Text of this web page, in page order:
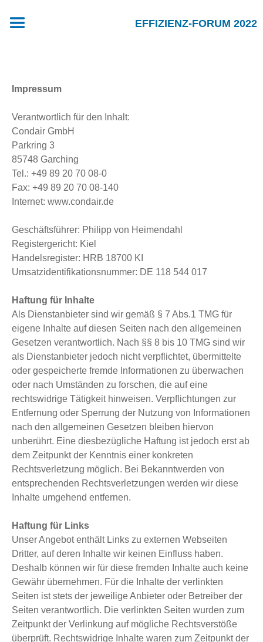
EFFIZIENZ-FORUM 2022
Impressum
Verantwortlich für den Inhalt:
Condair GmbH
Parkring 3
85748 Garching
Tel.: +49 89 20 70 08-0
Fax: +49 89 20 70 08-140
Internet: www.condair.de
Geschäftsführer: Philipp von Heimendahl
Registergericht: Kiel
Handelsregister: HRB 18700 KI
Umsatzidentifikationsnummer: DE 118 544 017
Haftung für Inhalte
Als Dienstanbieter sind wir gemäß § 7 Abs.1 TMG für
eigene Inhalte auf diesen Seiten nach den allgemeinen
Gesetzen verantwortlich. Nach §§ 8 bis 10 TMG sind wir
als Dienstanbieter jedoch nicht verpflichtet, übermittelte
oder gespeicherte fremde Informationen zu überwachen
oder nach Umständen zu forschen, die auf eine
rechtswidrige Tätigkeit hinweisen. Verpflichtungen zur
Entfernung oder Sperrung der Nutzung von Informationen
nach den allgemeinen Gesetzen bleiben hiervon
unberührt. Eine diesbezügliche Haftung ist jedoch erst ab
dem Zeitpunkt der Kenntnis einer konkreten
Rechtsverletzung möglich. Bei Bekanntwerden von
entsprechenden Rechtsverletzungen werden wir diese
Inhalte umgehend entfernen.
Haftung für Links
Unser Angebot enthält Links zu externen Webseiten
Dritter, auf deren Inhalte wir keinen Einfluss haben.
Deshalb können wir für diese fremden Inhalte auch keine
Gewähr übernehmen. Für die Inhalte der verlinkten
Seiten ist stets der jeweilige Anbieter oder Betreiber der
Seiten verantwortlich. Die verlinkten Seiten wurden zum
Zeitpunkt der Verlinkung auf mögliche Rechtsverstöße
überprüft. Rechtswidrige Inhalte waren zum Zeitpunkt der